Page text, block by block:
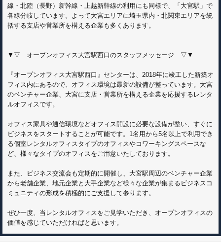
線・北陸（長野）新幹線・上越新幹線の利用にも同様で、「大宮駅」で
各線分岐しています。よって大宮エリアに埼玉県内・北関東エリアを統
括する支店や営業所を構える企業も多くあります。
▼▽ オープンオフィス大宮駅西口のスタッフメッセージ ▽▼
『オープンオフィス大宮駅西口』センターは、2018年に竣工した新築オ
フィス内にあるので、オフィス環境は最新の設備が整っています。大宮
のベンチャー企業、大宮に支店・営業所を構える企業を応援するレンタ
ルオフィスです。
オフィス家具や通信環境などオフィス開設に必要な設備が整い、すぐに
ビジネスをスタートすることが可能です。1名用から5名以上で利用でき
る個室レンタルオフィスタイプのオフィスやコワーキングスペースな
ど、様々なタイプのオフィスをご用意いたしております。
また、ビジネス交流会も定期的に開催し、大宮駅周辺のベンチャー企業
から老舗企業、地元企業と大手企業など様々な企業が集まるビジネスコ
ミュニティの形成を積極的にご支援して参ります。
ぜひ一度、当レンタルオフィスをご見学いただき、オープンオフィスの
価値を感じていただければと思います。